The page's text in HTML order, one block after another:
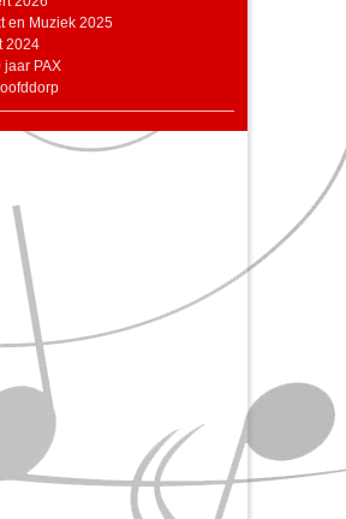
en Muziek 2025
2024
jaar PAX